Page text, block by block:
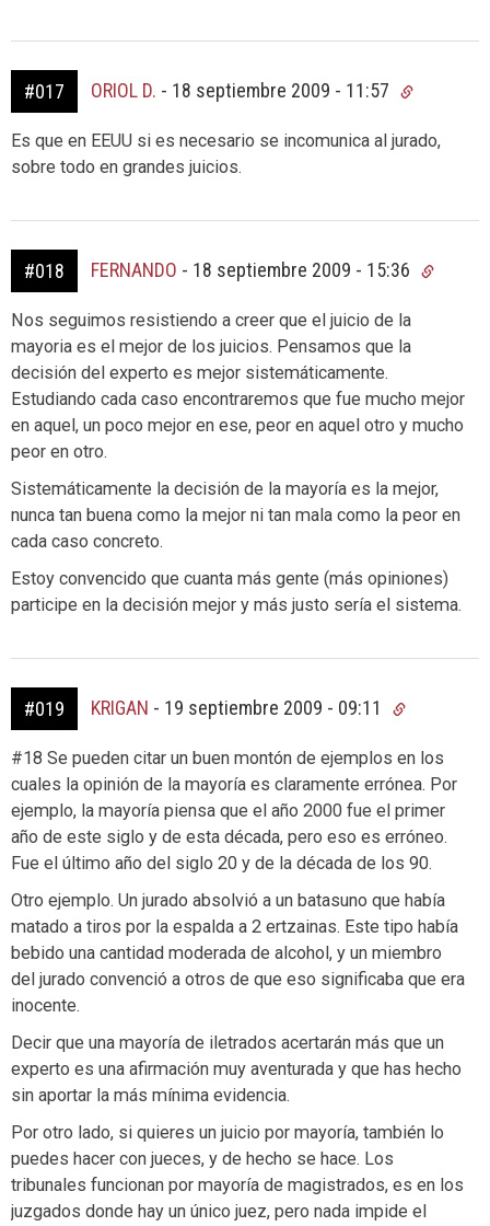
#017 ORIOL D. - 18 septiembre 2009 - 11:57
Es que en EEUU si es necesario se incomunica al jurado,
sobre todo en grandes juicios.
#018 FERNANDO - 18 septiembre 2009 - 15:36
Nos seguimos resistiendo a creer que el juicio de la
mayoria es el mejor de los juicios. Pensamos que la
decisión del experto es mejor sistemáticamente.
Estudiando cada caso encontraremos que fue mucho mejor
en aquel, un poco mejor en ese, peor en aquel otro y mucho
peor en otro.
Sistemáticamente la decisión de la mayoría es la mejor,
nunca tan buena como la mejor ni tan mala como la peor en
cada caso concreto.
Estoy convencido que cuanta más gente (más opiniones)
participe en la decisión mejor y más justo sería el sistema.
#019 KRIGAN - 19 septiembre 2009 - 09:11
#18 Se pueden citar un buen montón de ejemplos en los
cuales la opinión de la mayoría es claramente errónea. Por
ejemplo, la mayoría piensa que el año 2000 fue el primer
año de este siglo y de esta década, pero eso es erróneo.
Fue el último año del siglo 20 y de la década de los 90.
Otro ejemplo. Un jurado absolvió a un batasuno que había
matado a tiros por la espalda a 2 ertzainas. Este tipo había
bebido una cantidad moderada de alcohol, y un miembro
del jurado convenció a otros de que eso significaba que era
inocente.
Decir que una mayoría de iletrados acertarán más que un
experto es una afirmación muy aventurada y que has hecho
sin aportar la más mínima evidencia.
Por otro lado, si quieres un juicio por mayoría, también lo
puedes hacer con jueces, y de hecho se hace. Los
tribunales funcionan por mayoría de magistrados, es en los
juzgados donde hay un único juez, pero nada impide el